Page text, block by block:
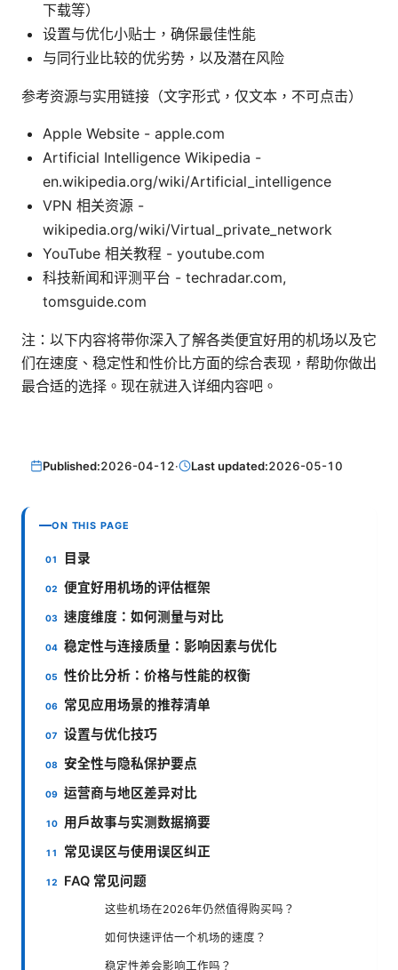
下载等）
设置与优化小贴士，确保最佳性能
与同行业比较的优劣势，以及潜在风险
参考资源与实用链接（文字形式，仅文本，不可点击）
Apple Website - apple.com
Artificial Intelligence Wikipedia -
en.wikipedia.org/wiki/Artificial_intelligence
VPN 相关资源 -
wikipedia.org/wiki/Virtual_private_network
YouTube 相关教程 - youtube.com
科技新闻和评测平台 - techradar.com,
tomsguide.com
注：以下内容将带你深入了解各类便宜好用的机场以及它
们在速度、稳定性和性价比方面的综合表现，帮助你做出
最合适的选择。现在就进入详细内容吧。
Published:2026-04-12· Last updated:2026-05-10
ON THIS PAGE
目录
便宜好用机场的评估框架
速度维度：如何测量与对比
稳定性与连接质量：影响因素与优化
性价比分析：价格与性能的权衡
常见应用场景的推荐清单
设置与优化技巧
安全性与隐私保护要点
运营商与地区差异对比
用户故事与实测数据摘要
常见误区与使用误区纠正
FAQ 常见问题
这些机场在2026年仍然值得购买吗？
如何快速评估一个机场的速度？
稳定性差会影响工作吗？